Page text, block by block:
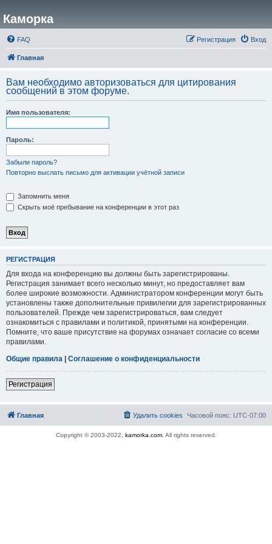
Каморка
FAQ Вход
Регистрация
Главная
Вам необходимо авторизоваться для цитирования
сообщений в этом форуме.
Имя пользователя:
Пароль:
Забыли пароль?
Повторно выслать письмо для активации учётной записи
Запомнить меня
Скрыть моё пребывание на конференции в этот раз
РЕГИСТРАЦИЯ
Для входа на конференцию вы должны быть зарегистрированы.
Регистрация занимает всего несколько минут, но предоставляет вам
более широкие возможности. Администратором конференции могут быть
установлены также дополнительные привилегии для зарегистрированных
пользователей. Прежде чем зарегистрироваться, вам следует
ознакомиться с правилами и политикой, принятыми на конференции.
Помните, что ваше присутствие на форумах означает согласие со всеми
правилами.
Общие правила | Соглашение о конфиденциальности
Регистрация
Главная Часовой пояс: UTC-07:00
Удалить cookies
Copyright © 2003-2022, kamorka.com. All rights reserved.